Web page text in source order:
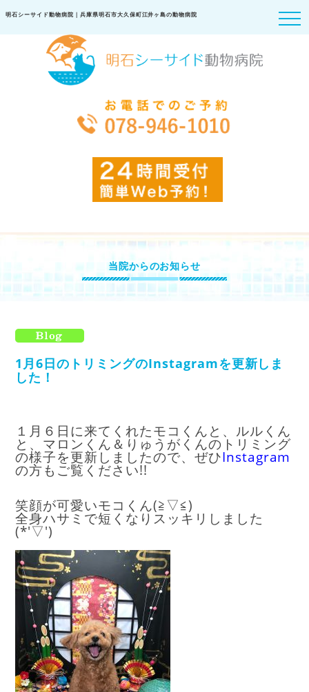
明石シーサイド動物病院｜兵庫県明石市大久保町江井ヶ島の動物病院
当院からのお知らせ
1月6日のトリミングのInstagramを更新しま
した！
１月６日に来てくれたモコくんと、ルルくん
と、マロンくん＆りゅうがくんのトリミング
の様子を更新しましたので、ぜひInstagram
の方もご覧ください!!
笑顔が可愛いモコくん(≧▽≦)
全身ハサミで短くなりスッキリしました
(*'▽')